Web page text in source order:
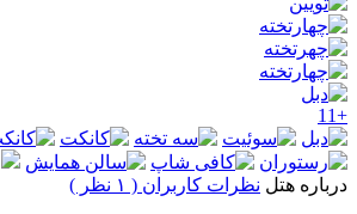
+11
درباره هتل نظرات کاربران ( ۱ نظر )